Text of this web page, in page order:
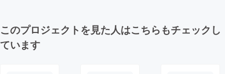
このプロジェクトを見た人はこちらもチェックし
ています